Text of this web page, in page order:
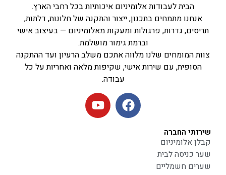
הבית לעבודות אלומיניום איכותיות בכל רחבי הארץ.
אנחנו מתמחים בתכנון, ייצור והתקנה של חלונות, דלתות,
תריסים, גדרות, פרגולות ומעקות מאלומיניום — בעיצוב אישי
וברמת גימור מושלמת.
צוות המומחים שלנו מלווה אתכם משלב הרעיון ועד ההתקנה
הסופית, עם שירות אישי, שקיפות מלאה ואחריות על כל
עבודה.
שירותי החברה
קבלן אלומיניום
שער כניסה לבית
שערים חשמליים